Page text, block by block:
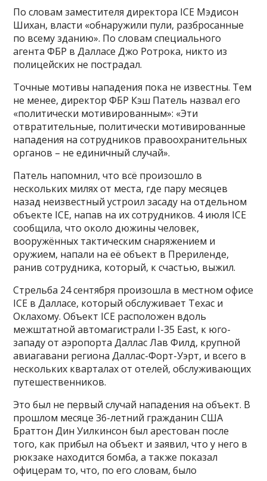
По словам заместителя директора ICE Мэдисон
Шихан, власти «обнаружили пули, разбросанные
по всему зданию». По словам специального
агента ФБР в Далласе Джо Ротрока, никто из
полицейских не пострадал.
Точные мотивы нападения пока не известны. Тем
не менее, директор ФБР Кэш Патель назвал его
«политически мотивированным»: «Эти
отвратительные, политически мотивированные
нападения на сотрудников правоохранительных
органов – не единичный случай».
Патель напомнил, что всё произошло в
нескольких милях от места, где пару месяцев
назад неизвестный устроил засаду на отдельном
объекте ICE, напав на их сотрудников. 4 июля ICE
сообщила, что около дюжины человек,
вооружённых тактическим снаряжением и
оружием, напали на её объект в Прериленде,
ранив сотрудника, который, к счастью, выжил.
Стрельба 24 сентября произошла в местном офисе
ICE в Далласе, который обслуживает Техас и
Оклахому. Объект ICE расположен вдоль
межштатной автомагистрали I-35 East, к юго-
западу от аэропорта Даллас Лав Филд, крупной
авиагавани региона Даллас-Форт-Уэрт, и всего в
нескольких кварталах от отелей, обслуживающих
путешественников.
Это был не первый случай нападения на объект. В
прошлом месяце 36-летний гражданин США
Браттон Дин Уилкинсон был арестован после
того, как прибыл на объект и заявил, что у него в
рюкзаке находится бомба, а также показал
офицерам то, что, по его словам, было